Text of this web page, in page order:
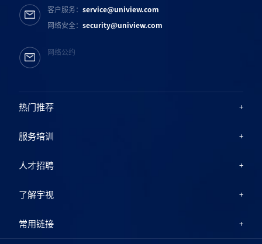
热门推荐
服务培训
人才招聘
了解宇视
常用链接
客户服务：service@uniview.com
网络安全：security@uniview.com
网络公约